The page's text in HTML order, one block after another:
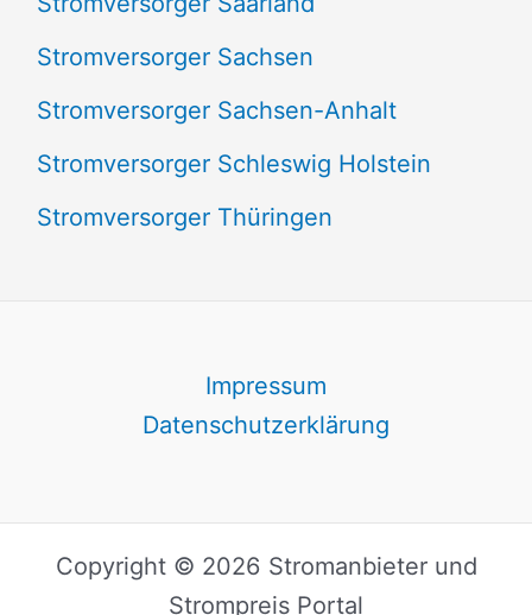
Stromversorger Sachsen
Stromversorger Sachsen-Anhalt
Stromversorger Schleswig Holstein
Stromversorger Thüringen
Impressum
Datenschutzerklärung
Copyright © 2026 Stromanbieter und
Strompreis Portal